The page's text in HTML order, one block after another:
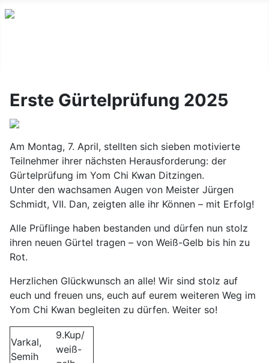
Erste Gürtelprüfung 2025
Am Montag, 7. April, stellten sich sieben motivierte
Teilnehmer ihrer nächsten Herausforderung: der
Gürtelprüfung im Yom Chi Kwan Ditzingen.
Unter den wachsamen Augen von Meister Jürgen
Schmidt, VII. Dan, zeigten alle ihr Können – mit Erfolg!
Alle Prüflinge haben bestanden und dürfen nun stolz
ihren neuen Gürtel tragen – von Weiß-Gelb bis hin zu
Rot.
Herzlichen Glückwunsch an alle! Wir sind stolz auf
euch und freuen uns, euch auf eurem weiteren Weg im
Yom Chi Kwan begleiten zu dürfen. Weiter so!
Varkal,
Semih
9.Kup/
weiß-